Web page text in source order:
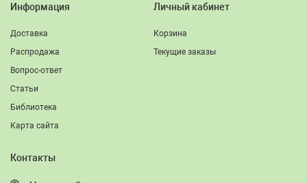
Контакты
Информация
Доставка
Распродажа
Вопрос-ответ
Статьи
Библиотека
Карта сайта
Личный кабинет
Корзина
Текущие заказы